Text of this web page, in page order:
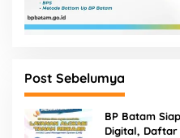
Post Sebelumya
BP Batam
Digital, Daftar